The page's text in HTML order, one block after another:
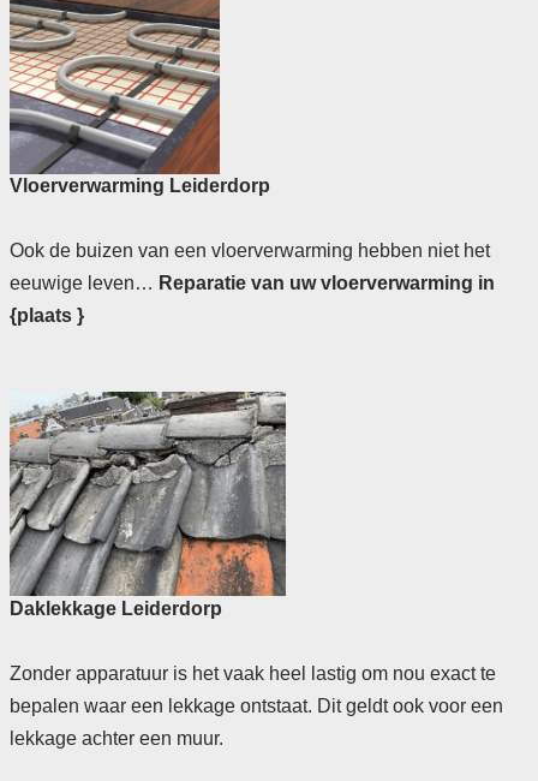
Vloerverwarming Leiderdorp
Ook de buizen van een vloerverwarming hebben niet het
eeuwige leven… Reparatie van uw vloerverwarming in
{plaats }
Daklekkage Leiderdorp
Zonder apparatuur is het vaak heel lastig om nou exact te
bepalen waar een lekkage ontstaat. Dit geldt ook voor een
lekkage achter een muur.